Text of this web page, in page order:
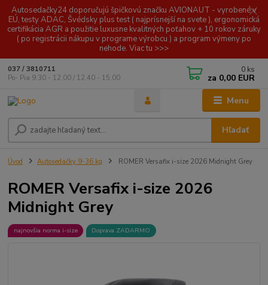
Autosedačky24 doporučujú špičkovú značku AVIONAUT - vyrobené v
EÚ, testy ADAC, Švédsky plus test ( najprísnejší na svete ), ergonomická
certifikácia AGR a použitie luxusne kvalitných poťahov + 10 rokov záruky
( po registrácii nákupu v programe výrobcu ) a program výmeny po
nehode. Viac tu >>>
Menu
Hľadať
037 / 3810711
Po- Pia 9.30 - 12.00 / 12.40 - 15.00
0 ks
za 0,00 EUR
Úvod Autosedačky 9-36 kg ROMER Versafix i-size 2026 Midnight Grey
ROMER Versafix i-size 2026
Midnight Grey
najnovšia norma i-size Doprava ZADARMO